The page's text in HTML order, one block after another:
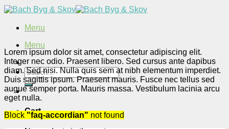
Skip
contentMenu
Menu
Search
for:
Cart
Lorem ipsum dolor sit amet, consectetur adipiscing elit.
Integer nec odio. Praesent libero. Sed cursus ante dapibus
diam. Sed nisi. Nulla quis sem at nibh elementum imperdiet.
Duis sagittis ipsum. Praesent mauris. Fusce nec tellus sed
augue semper porta. Mauris massa. Vestibulum lacinia arcu
eget nulla.
Block "faq-accordian" not found